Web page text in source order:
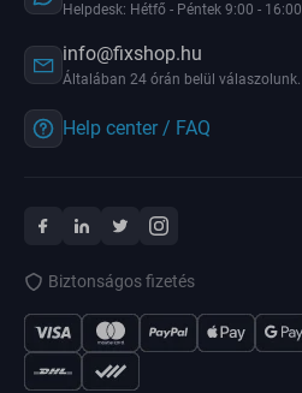
Helpdesk: Hétfő - Péntek 9:00 - 16:00
info@fixshop.hu
Általában 24 órán belül válaszolunk.
Help center / FAQ
Biztonságos fizetés